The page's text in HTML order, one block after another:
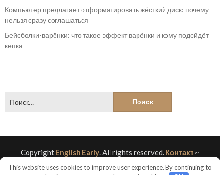
Компьютер предлагает отформатировать жёсткий диск: почему
нельзя сразу соглашаться
Бейсболки-варёнки: что такое эффект варёнки и кому подойдёт
кепка
Copyright English Early. All rights reserved. Контакт ~
Политика конфиденциальности ~
This website uses cookies to improve user experience. By continuing to